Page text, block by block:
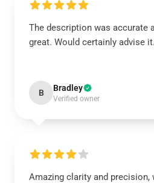
The description was accurate
great. Would certainly advise it.
B Bradley
Verified owner
Amazing clarity and precision,